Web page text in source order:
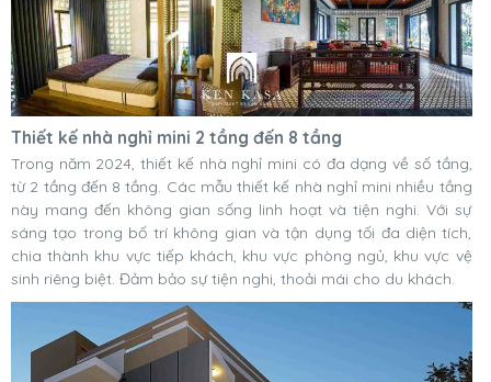
Thiết kế nhà nghỉ mini 2 tầng đến 8 tầng
Trong năm 2024, thiết kế nhà nghỉ mini có đa dạng về số tầng,
từ 2 tầng đến 8 tầng. Các mẫu thiết kế nhà nghỉ mini nhiều tầng
này mang đến không gian sống linh hoạt và tiện nghi. Với sự
sáng tạo trong bố trí không gian và tận dụng tối đa diện tích,
chia thành khu vực tiếp khách, khu vực phòng ngủ, khu vực vệ
sinh riêng biệt. Đảm bảo sự tiện nghi, thoải mái cho du khách.